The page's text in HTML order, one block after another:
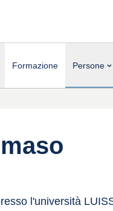
Formazione Persone
l'università